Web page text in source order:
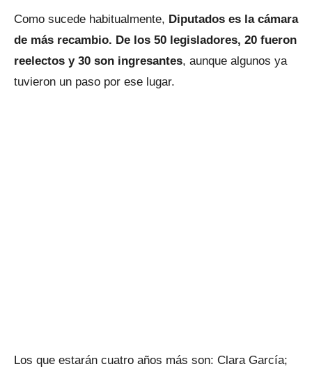
Como sucede habitualmente, Diputados es la cámara
de más recambio. De los 50 legisladores, 20 fueron
reelectos y 30 son ingresantes, aunque algunos ya
tuvieron un paso por ese lugar.
Los que estarán cuatro años más son: Clara García;